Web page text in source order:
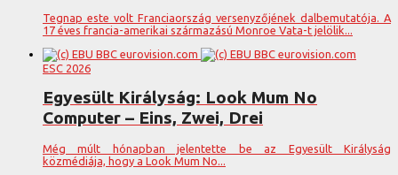
Tegnap este volt Franciaország versenyzőjének dalbemutatója. A
17 éves francia-amerikai származású Monroe Vata-t jelölik...
ESC 2026
Egyesült Királyság: Look Mum No
Computer – Eins, Zwei, Drei
Még múlt hónapban jelentette be az Egyesült Királyság
közmédiája, hogy a Look Mum No...